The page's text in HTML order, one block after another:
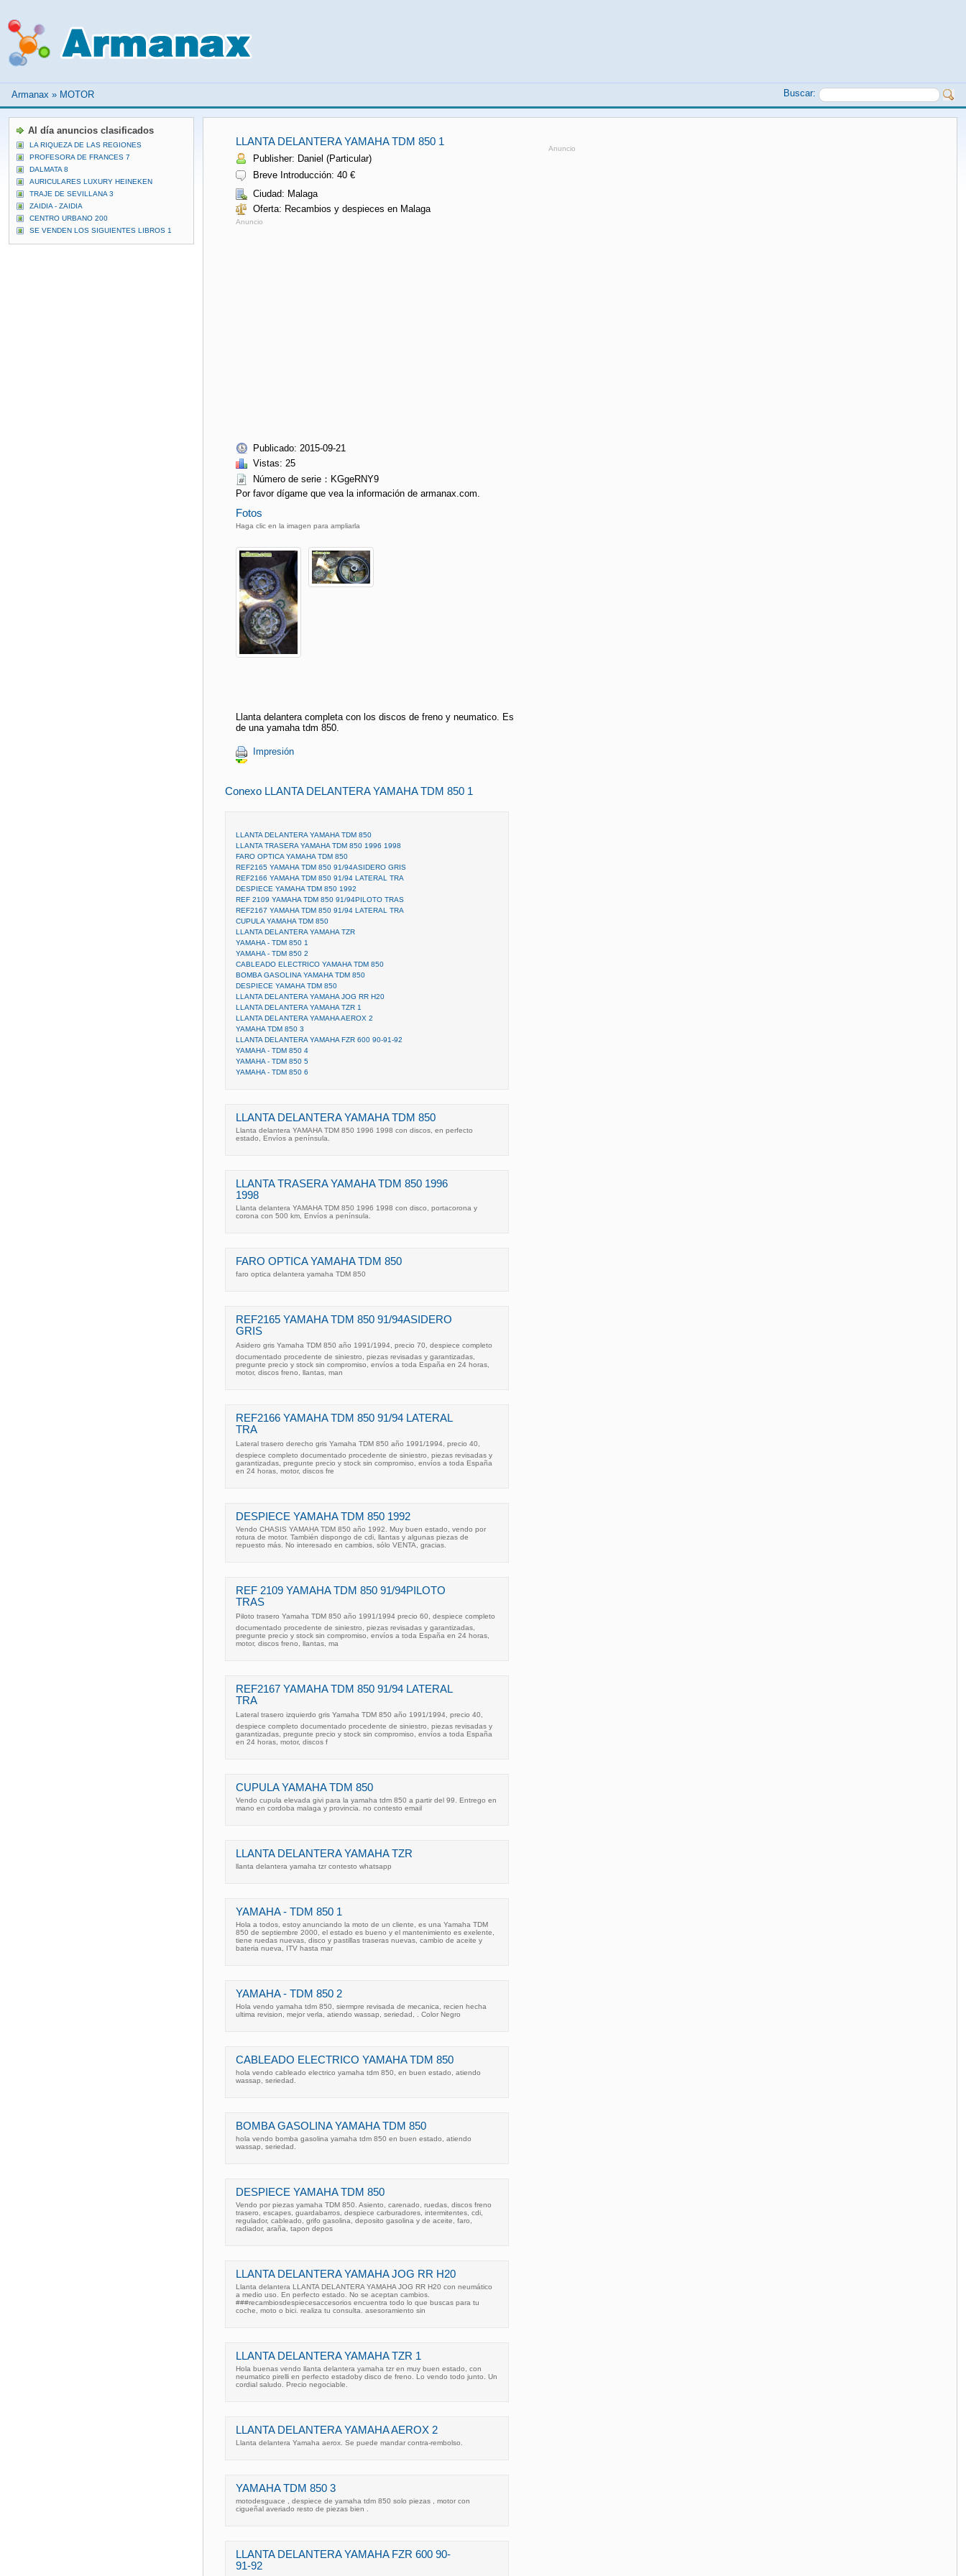
Armanax » MOTOR Buscar:
LLANTA DELANTERA YAMAHA TDM 850 1
Publisher: Daniel (Particular)
Breve Introducción: 40 €
Ciudad: Malaga
Oferta: Recambios y despieces en Malaga
Anuncio
Publicado: 2015-09-21
Vistas: 25
Número de serie：KGgeRNY9
Por favor dígame que vea la información de armanax.com.
Fotos
Haga clic en la imagen para ampliarla
Llanta delantera completa con los discos de freno y neumatico. Es
de una yamaha tdm 850.
Impresión
Anuncio
Conexo LLANTA DELANTERA YAMAHA TDM 850 1
LLANTA DELANTERA YAMAHA TDM 850
LLANTA TRASERA YAMAHA TDM 850 1996 1998
FARO OPTICA YAMAHA TDM 850
REF2165 YAMAHA TDM 850 91/94ASIDERO GRIS
REF2166 YAMAHA TDM 850 91/94 LATERAL TRA
DESPIECE YAMAHA TDM 850 1992
REF 2109 YAMAHA TDM 850 91/94PILOTO TRAS
REF2167 YAMAHA TDM 850 91/94 LATERAL TRA
CUPULA YAMAHA TDM 850
LLANTA DELANTERA YAMAHA TZR
YAMAHA - TDM 850 1
YAMAHA - TDM 850 2
CABLEADO ELECTRICO YAMAHA TDM 850
BOMBA GASOLINA YAMAHA TDM 850
DESPIECE YAMAHA TDM 850
LLANTA DELANTERA YAMAHA JOG RR H20
LLANTA DELANTERA YAMAHA TZR 1
LLANTA DELANTERA YAMAHA AEROX 2
YAMAHA TDM 850 3
LLANTA DELANTERA YAMAHA FZR 600 90-91-92
YAMAHA - TDM 850 4
YAMAHA - TDM 850 5
YAMAHA - TDM 850 6
LLANTA DELANTERA YAMAHA TDM 850
Llanta delantera YAMAHA TDM 850 1996 1998 con discos, en perfecto
estado, Envíos a península.
LLANTA TRASERA YAMAHA TDM 850 1996
1998
Llanta delantera YAMAHA TDM 850 1996 1998 con disco, portacorona y
corona con 500 km, Envíos a península.
FARO OPTICA YAMAHA TDM 850
faro optica delantera yamaha TDM 850
REF2165 YAMAHA TDM 850 91/94ASIDERO
GRIS
Asidero gris Yamaha TDM 850 año 1991/1994, precio 70, despiece completo
documentado procedente de siniestro, piezas revisadas y garantizadas,
pregunte precio y stock sin compromiso, envíos a toda España en 24 horas,
motor, discos freno, llantas, man
REF2166 YAMAHA TDM 850 91/94 LATERAL
TRA
Lateral trasero derecho gris Yamaha TDM 850 año 1991/1994, precio 40,
despiece completo documentado procedente de siniestro, piezas revisadas y
garantizadas, pregunte precio y stock sin compromiso, envíos a toda España
en 24 horas, motor, discos fre
DESPIECE YAMAHA TDM 850 1992
Vendo CHASIS YAMAHA TDM 850 año 1992. Muy buen estado, vendo por
rotura de motor. También dispongo de cdi, llantas y algunas piezas de
repuesto más. No interesado en cambios, sólo VENTA, gracias.
REF 2109 YAMAHA TDM 850 91/94PILOTO
TRAS
Piloto trasero Yamaha TDM 850 año 1991/1994 precio 60, despiece completo
documentado procedente de siniestro, piezas revisadas y garantizadas,
pregunte precio y stock sin compromiso, envíos a toda España en 24 horas,
motor, discos freno, llantas, ma
REF2167 YAMAHA TDM 850 91/94 LATERAL
TRA
Lateral trasero izquierdo gris Yamaha TDM 850 año 1991/1994, precio 40,
despiece completo documentado procedente de siniestro, piezas revisadas y
garantizadas, pregunte precio y stock sin compromiso, envíos a toda España
en 24 horas, motor, discos f
CUPULA YAMAHA TDM 850
Vendo cupula elevada givi para la yamaha tdm 850 a partir del 99. Entrego en
mano en cordoba malaga y provincia. no contesto email
LLANTA DELANTERA YAMAHA TZR
llanta delantera yamaha tzr contesto whatsapp
YAMAHA - TDM 850 1
Hola a todos, estoy anunciando la moto de un cliente, es una Yamaha TDM
850 de septiembre 2000, el estado es bueno y el mantenimiento es exelente,
tiene ruedas nuevas, disco y pastillas traseras nuevas, cambio de aceite y
bateria nueva, ITV hasta mar
YAMAHA - TDM 850 2
Hola vendo yamaha tdm 850, siermpre revisada de mecanica, recien hecha
ultima revision, mejor verla, atiendo wassap, seriedad, . Color Negro
CABLEADO ELECTRICO YAMAHA TDM 850
hola vendo cableado electrico yamaha tdm 850, en buen estado, atiendo
wassap, seriedad.
BOMBA GASOLINA YAMAHA TDM 850
hola vendo bomba gasolina yamaha tdm 850 en buen estado, atiendo
wassap, seriedad.
DESPIECE YAMAHA TDM 850
Vendo por piezas yamaha TDM 850. Asiento, carenado, ruedas, discos freno
trasero, escapes, guardabarros, despiece carburadores, intermitentes, cdi,
regulador, cableado, grifo gasolina, deposito gasolina y de aceite, faro,
radiador, araña, tapon depos
LLANTA DELANTERA YAMAHA JOG RR H20
Llanta delantera LLANTA DELANTERA YAMAHA JOG RR H20 con neumático
a medio uso. En perfecto estado. No se aceptan cambios.
###recambiosdespiecesaccesorios encuentra todo lo que buscas para tu
coche, moto o bici. realiza tu consulta. asesoramiento sin
LLANTA DELANTERA YAMAHA TZR 1
Hola buenas vendo llanta delantera yamaha tzr en muy buen estado, con
neumatico pirelli en perfecto estadoby disco de freno. Lo vendo todo junto. Un
cordial saludo. Precio negociable.
LLANTA DELANTERA YAMAHA AEROX 2
Llanta delantera Yamaha aerox. Se puede mandar contra-rembolso.
YAMAHA TDM 850 3
motodesguace , despiece de yamaha tdm 850 solo piezas , motor con
cigueñal averiado resto de piezas bien .
LLANTA DELANTERA YAMAHA FZR 600 90-
91-92
Al día anuncios clasificados
LA RIQUEZA DE LAS REGIONES
PROFESORA DE FRANCES 7
DALMATA 8
AURICULARES LUXURY HEINEKEN
TRAJE DE SEVILLANA 3
ZAIDIA - ZAIDIA
CENTRO URBANO 200
SE VENDEN LOS SIGUIENTES LIBROS 1